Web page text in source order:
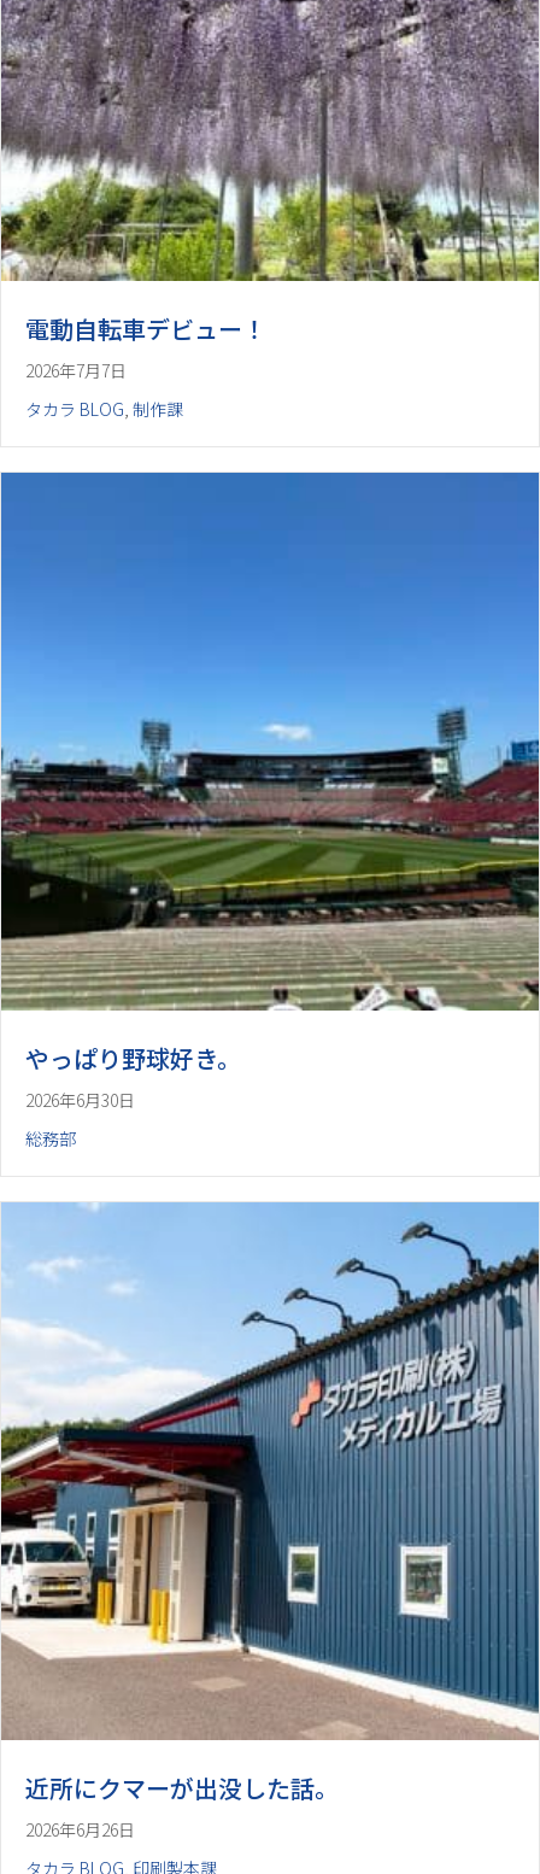
電動自転車デビュー！
2026年7月7日
タカラ BLOG, 制作課
やっぱり野球好き。
2026年6月30日
総務部
近所にクマーが出没した話。
2026年6月26日
タカラ BLOG 印刷製本課